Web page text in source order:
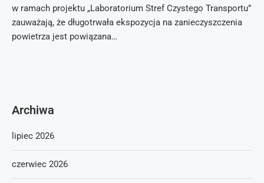
w ramach projektu „Laboratorium Stref Czystego Transportu”
zauważają, że długotrwała ekspozycja na zanieczyszczenia
powietrza jest powiązana…
Archiwa
lipiec 2026
czerwiec 2026